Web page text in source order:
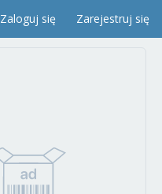
Zaloguj się Zarejestruj się